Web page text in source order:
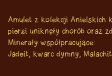
Amulet z kolekcji Anielskich
piersi uniknęły chorób oraz
Minerały współpracujące:
Jadeit, kwarc dymny,